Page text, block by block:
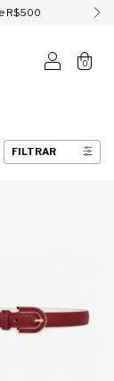
ㅤㅤㅤㅤ
0
FILTRAR